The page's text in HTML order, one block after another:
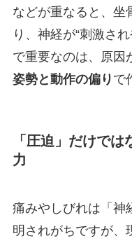
などが重なると、坐
り、神経が“刺激さ
で重要なのは、原因
姿勢と動作の偏り で
「圧迫」だけで
力
痛みやしびれは「神
明されがちですが、